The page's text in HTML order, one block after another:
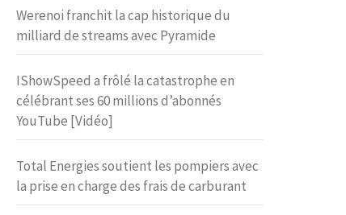
Werenoi franchit la cap historique du
milliard de streams avec Pyramide
IShowSpeed a frôlé la catastrophe en
célébrant ses 60 millions d’abonnés
YouTube [Vidéo]
Total Energies soutient les pompiers avec
la prise en charge des frais de carburant